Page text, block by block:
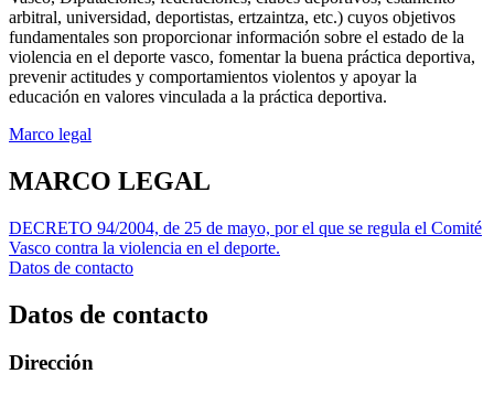
arbitral, universidad, deportistas, ertzaintza, etc.) cuyos objetivos
fundamentales son proporcionar información sobre el estado de la
violencia en el deporte vasco, fomentar la buena práctica deportiva,
prevenir actitudes y comportamientos violentos y apoyar la
educación en valores vinculada a la práctica deportiva.
Marco legal
MARCO LEGAL
DECRETO 94/2004, de 25 de mayo, por el que se regula el Comité
Vasco contra la violencia en el deporte.
Datos de contacto
Datos de contacto
Dirección